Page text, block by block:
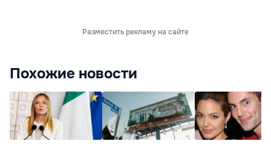
Разместить рекламу на сайте
Похожие новости